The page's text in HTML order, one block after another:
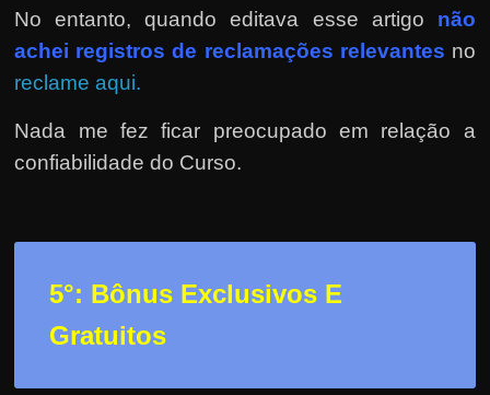
No entanto, quando editava esse artigo não
achei registros de reclamações relevantes no
reclame aqui.
Nada me fez ficar preocupado em relação a
confiabilidade do Curso.
5°: Bônus Exclusivos E
Gratuitos